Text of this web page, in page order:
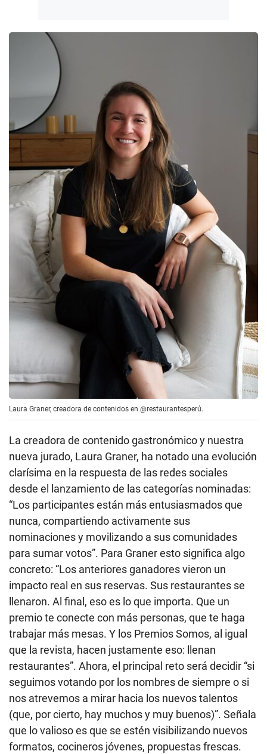
Laura Graner, creadora de contenidos en @restaurantesperú.
La creadora de contenido gastronómico y nuestra
nueva jurado, Laura Graner, ha notado una evolución
clarísima en la respuesta de las redes sociales
desde el lanzamiento de las categorías nominadas:
“Los participantes están más entusiasmados que
nunca, compartiendo activamente sus
nominaciones y movilizando a sus comunidades
para sumar votos”. Para Graner esto significa algo
concreto: “Los anteriores ganadores vieron un
impacto real en sus reservas. Sus restaurantes se
llenaron. Al final, eso es lo que importa. Que un
premio te conecte con más personas, que te haga
trabajar más mesas. Y los Premios Somos, al igual
que la revista, hacen justamente eso: llenan
restaurantes”. Ahora, el principal reto será decidir “si
seguimos votando por los nombres de siempre o si
nos atrevemos a mirar hacia los nuevos talentos
(que, por cierto, hay muchos y muy buenos)”. Señala
que lo valioso es que se estén visibilizando nuevos
formatos, cocineros jóvenes, propuestas frescas.